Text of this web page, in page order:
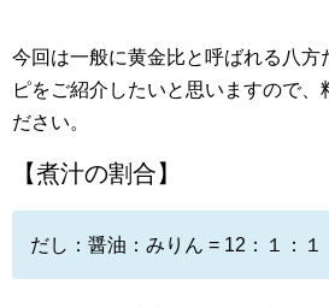
今回は一般に黄金比と呼ばれる八方
ピをご紹介したいと思いますので、
ださい。
【煮汁の割合】
だし：醤油：みりん = 12：１：１